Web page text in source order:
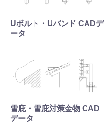
Uボルト・Uバンド CADデ
ータ
雪庇・雪庇対策金物 CAD
データ